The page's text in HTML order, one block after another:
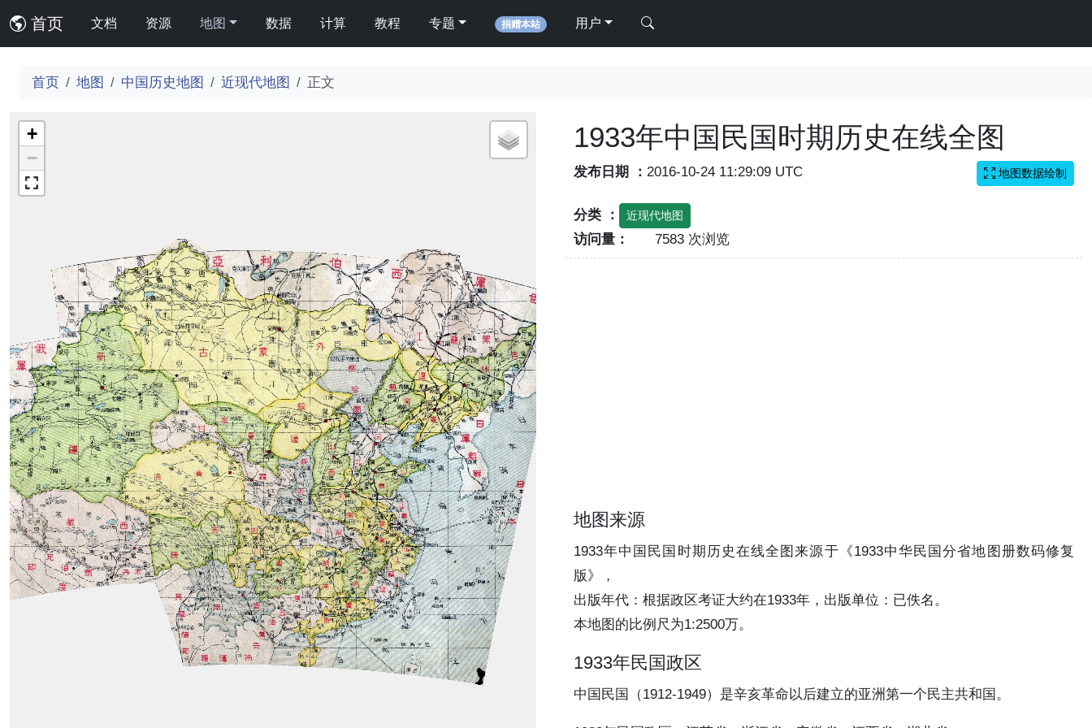
首页 文档 资源 地图 数据 计算 教程 专题 捐赠本站 用户
首页 地图 中国历史地图 近现代地图 正文
+
−
1933年中国民国时期历史在线全图
发布日期 ： 2016-10-24 11:29:09 UTC
分类 ： 近现代地图
访问量： 7583 次浏览
地图数据绘制
地图来源
1933年中国民国时期历史在线全图来源于《1933中华民国分省地图册数码修复
版》，
出版年代：根据政区考证大约在1933年，出版单位：已佚名。
本地图的比例尺为1:2500万。
1933年民国政区
中国民国（1912-1949）是辛亥革命以后建立的亚洲第一个民主共和国。